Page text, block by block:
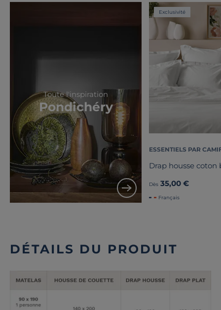
Toute l'inspiration
Pondichéry
Exclusivité
ESSENTIELS PAR
Drap housse coton
Dès 35,00 €
Français
DÉTAILS DU PRODUIT